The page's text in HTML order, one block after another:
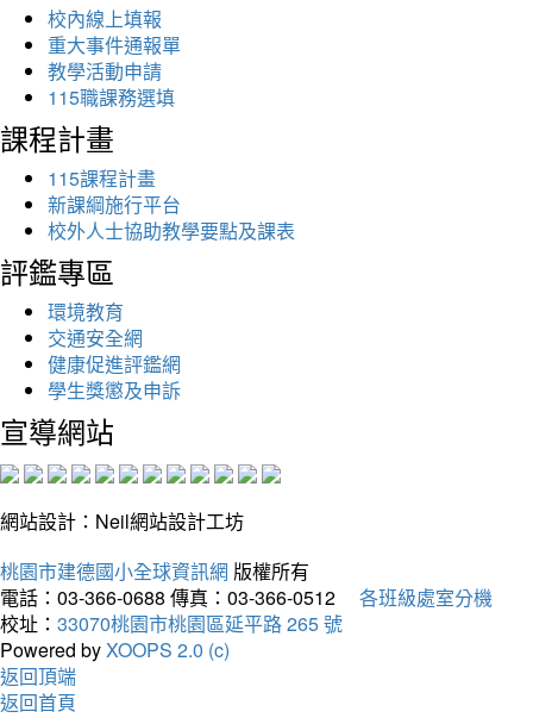
校內線上填報
重大事件通報單
教學活動申請
115職課務選填
課程計畫
115課程計畫
新課綱施行平台
校外人士協助教學要點及課表
評鑑專區
環境教育
交通安全網
健康促進評鑑網
學生獎懲及申訴
宣導網站
網站設計：Neil網站設計工坊
桃園市建德國小全球資訊網 版權所有
電話：03-366-0688 傳真：03-366-0512
各班級處室分機
校址： 33070桃園市桃園區延平路 265 號
Powered byXOOPS 2.0 (c)
返回頂端
返回首頁